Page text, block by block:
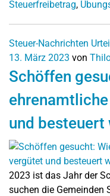
Steuerfreibetrag,
Steuer-Nachrichten
13. März 2023 von
Schöffen
und besteuert
2023 ist das Jahr der
suchen die Gemeinden